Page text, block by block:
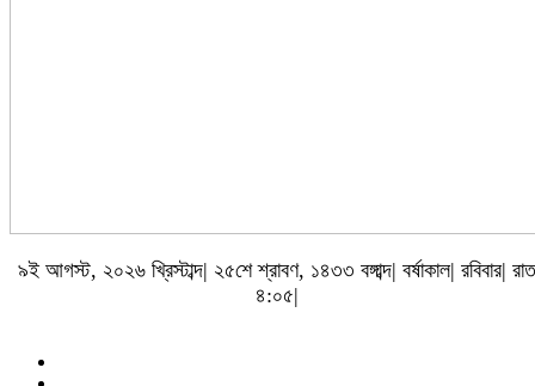
৯ই আগস্ট, ২০২৬ খ্রিস্টাব্দ| ২৫শে শ্রাবণ, ১৪৩৩ বঙ্গাব্দ| বর্ষাকাল| রবিবার| রাত
৪:০৫|